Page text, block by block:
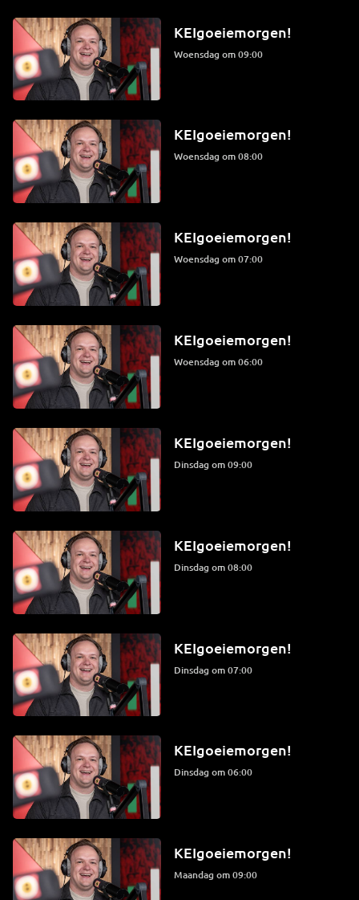
KEIgoeiemorgen!
woensdag om 09:00
KEIgoeiemorgen!
woensdag om 08:00
KEIgoeiemorgen!
woensdag om 07:00
KEIgoeiemorgen!
woensdag om 06:00
KEIgoeiemorgen!
dinsdag om 09:00
KEIgoeiemorgen!
dinsdag om 08:00
KEIgoeiemorgen!
dinsdag om 07:00
KEIgoeiemorgen!
dinsdag om 06:00
KEIgoeiemorgen!
maandag om 09:00